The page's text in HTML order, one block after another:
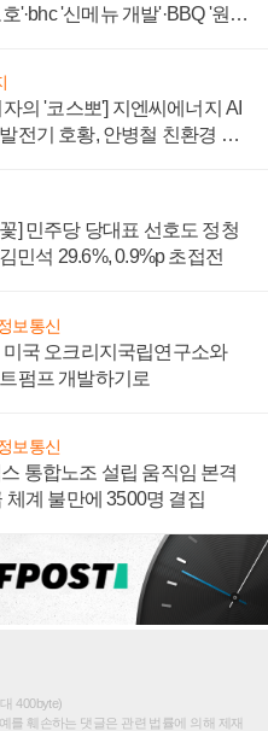
'·bhc '신메뉴 개발'·BBQ '원가
의 '코스뽀'] 지엔씨에너지 AI
전기 호황, 안병철 친환경 에
] 민주당 당대표 선호도 정청
민석 29.6%, 0.9%p 초접전
보통신
미국 오크리지국립연구소와
펌프 개발하기로
보통신
통합노조 설립 움직임 본격
체계 불만에 3500명 결집
400byte)
를 훼손하는 댓글은 관련 법률에 의해 제재